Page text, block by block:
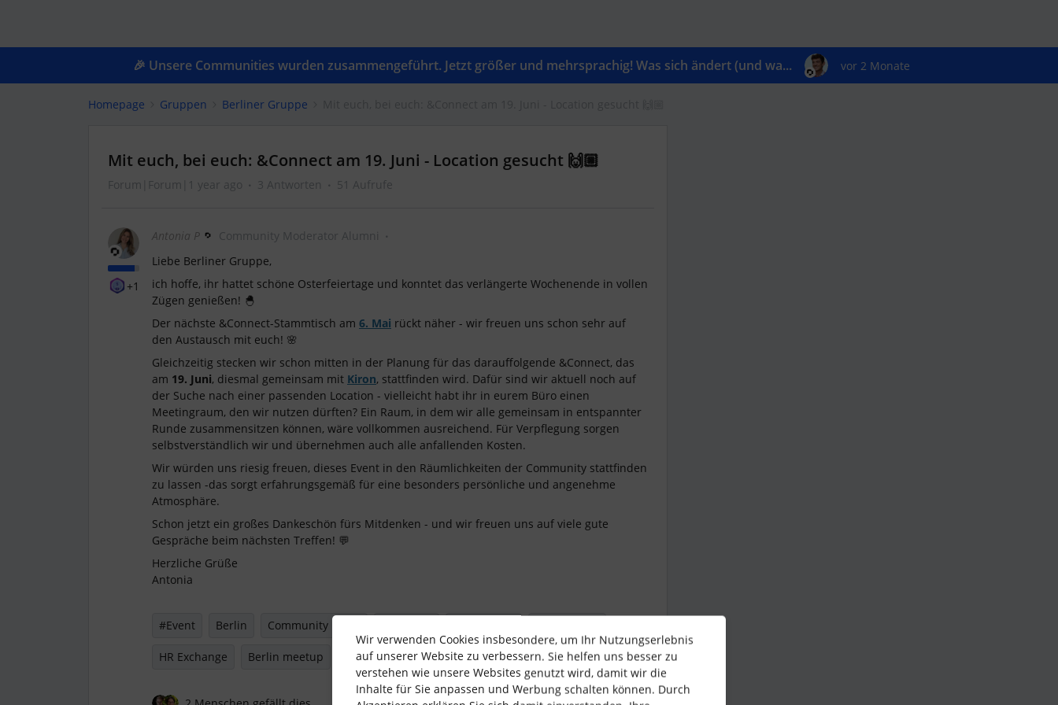
🎉 Unsere Communities wurden zusammengeführt. Jetzt größer und mehrsprachig! Was sich ändert (und wa... vor 2 Monate
Homepage Gruppen Berliner Gruppe
Mit euch, bei euch: &Connect am 19. Juni - Location gesucht 🙌🏼
Forum|Forum|1 year ago 3 Antworten 51 Aufrufe
+1
Antonia P
Community Moderator Alumni
Liebe Berliner Gruppe,
ich hoffe, ihr hattet schöne Osterfeiertage und konntet das verlängerte Wochenende in vollen
Zügen genießen! 🐣
Der nächste &Connect-Stammtisch am 6. Mai rückt näher - wir freuen uns schon sehr auf
den Austausch mit euch! 🌸
Gleichzeitig stecken wir schon mitten in der Planung für das darauffolgende &Connect, das
am 19. Juni, diesmal gemeinsam mit Kiron, stattfinden wird. Dafür sind wir aktuell noch auf
der Suche nach einer passenden Location - vielleicht habt ihr in eurem Büro einen
Meetingraum, den wir nutzen dürften? Ein Raum, in dem wir alle gemeinsam in entspannter
Runde zusammensitzen können, wäre vollkommen ausreichend. Für Verpflegung sorgen
selbstverständlich wir und übernehmen auch alle anfallenden Kosten.
Wir würden uns riesig freuen, dieses Event in den Räumlichkeiten der Community stattfinden
zu lassen -das sorgt erfahrungsgemäß für eine besonders persönliche und angenehme
Atmosphäre.
Schon jetzt ein großes Dankeschön fürs Mitdenken - und wir freuen uns auf viele gute
Gespräche beim nächsten Treffen! 💬
Herzliche Grüße
Antonia
#Event Berlin Community Event
HR Exchange Berlin meetup
Wir verwenden Cookies insbesondere, um Ihr Nutzungserlebnis
auf unserer Website zu verbessern. Sie helfen uns besser zu
verstehen wie unsere Websites genutzt wird, damit wir die
Inhalte für Sie anpassen und Werbung schalten können. Durch